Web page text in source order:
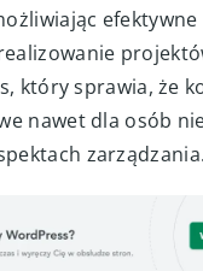
który sprawia, że
nawet dla osób
zarządzania.